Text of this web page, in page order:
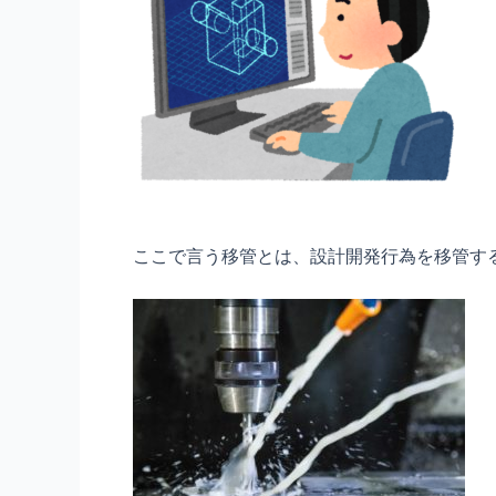
ここで言う移管とは、設計開発行為を移管す